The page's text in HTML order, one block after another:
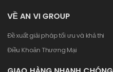
VỀ AN VI GROUP
Đề xuất giải pháp tối ưu và khả thi
Điều Khoản Thương Mại